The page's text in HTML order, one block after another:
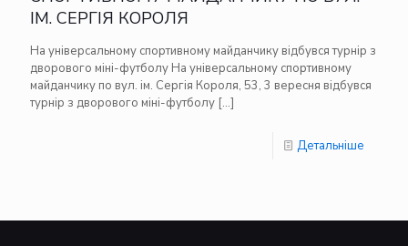
ІМ. СЕРГІЯ КОРОЛЯ
На універсальному спортивному майданчику відбувся турнір з
дворового міні-футболу На універсальному спортивному
майданчику по вул. ім. Сергія Короля, 53, 3 вересня відбувся
турнір з дворового міні-футболу […]
Детальніше